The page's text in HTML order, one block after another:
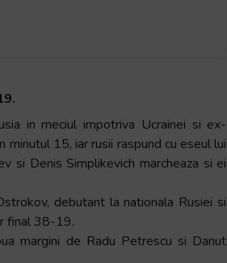
in meciul impotriva Ucrainei si ex-
15, iar rusii raspund cu eseul lui
si Denis Simplikevich marcheaza si ei
debutant la nationala Rusiei si
final 38-19.
margini de Radu Petrescu si Danut